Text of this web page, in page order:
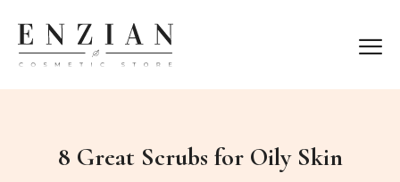
8 Great Scrubs for Oily Skin